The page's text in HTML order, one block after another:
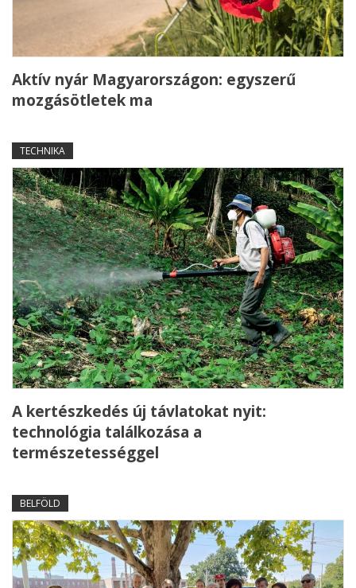
Aktív nyár Magyarországon: egyszerű
mozgásötletek ma
TECHNIKA
A kertészkedés új távlatokat nyit:
technológia találkozása a
természetességgel
BELFÖLD